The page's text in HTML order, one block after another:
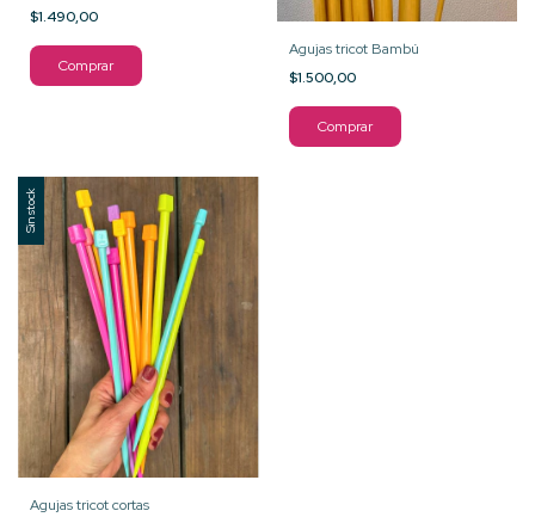
$1.490,00
Agujas tricot Bambú
$1.500,00
Comprar
Sin stock
Agujas tricot cortas